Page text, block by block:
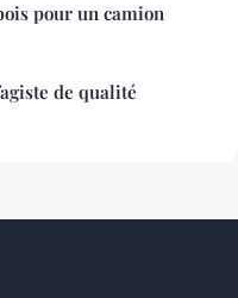
pour un camion
de qualité